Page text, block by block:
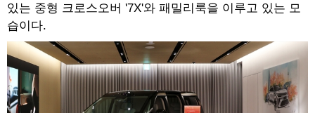
있는 중형 크로스오버 '7X'와 패밀리룩을 이루고 있는 모
습이다.